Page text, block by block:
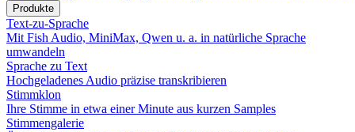
Produkte
Text-zu-Sprache
Mit Fish Audio, MiniMax, Qwen u. a. in natürliche Sprache
umwandeln
Sprache zu Text
Hochgeladenes Audio präzise transkribieren
Stimmklon
Ihre Stimme in etwa einer Minute aus kurzen Samples
Stimmengalerie